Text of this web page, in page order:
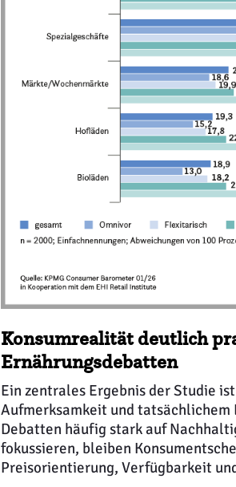
Konsumrealität deutlich
Ernährungsdebatten
Ein zentrales Ergebnis der Studie
Aufmerksamkeit und
Debatten häufig stark auf
fokussieren, bleiben
Preisorientierung, Verfügbarkeit